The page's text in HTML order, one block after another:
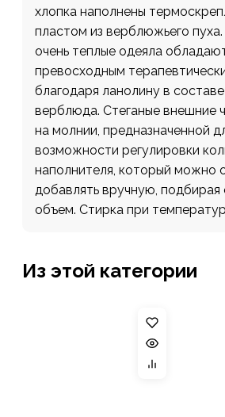
хлопка наполнены
пластом из верблюжьего пуха.
очень теплые одеяла
превосходным
благодаря ланолину в
верблюда. Стеганые внешние
на молнии, предназначенной
возможности регулировки
наполнителя, который можно
добавлять вручную, подбирая
объем. Стирка при
Из этой категории